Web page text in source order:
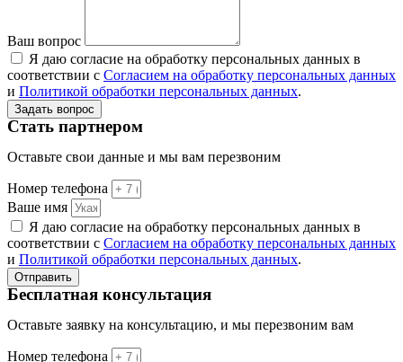
Ваш вопрос
Я даю согласие на обработку персональных данных в
соответствии с Согласием на обработку персональных данных
и Политикой обработки персональных данных.
Задать вопрос
Стать партнером
Оставьте свои данные и мы вам перезвоним
Номер телефона
Ваше имя
Я даю согласие на обработку персональных данных в
соответствии с Согласием на обработку персональных данных
и Политикой обработки персональных данных.
Отправить
Бесплатная консультация
Оставьте заявку на консультацию, и мы перезвоним вам
Номер телефона